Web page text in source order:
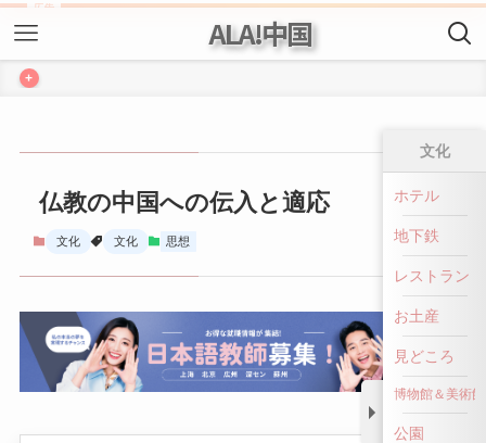
ALA!中国
+
仏教の中国への伝入と適応
文化 文化 思想
文化
ホテル
地下鉄
レストラン
お土産
見どころ
博物館＆美術館
公園